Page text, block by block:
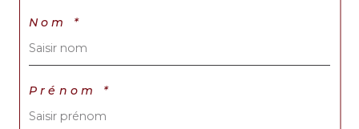
Nom *
Prénom *